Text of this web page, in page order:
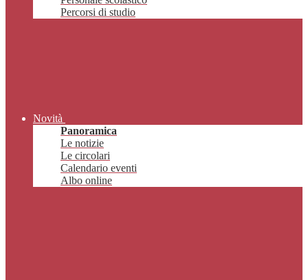
Percorsi di studio
Novità
Panoramica
Le notizie
Le circolari
Calendario eventi
Albo online